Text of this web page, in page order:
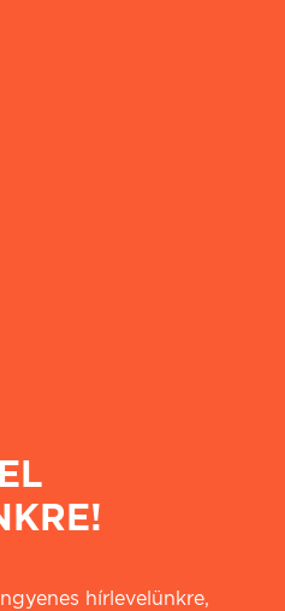
hírlevelünkre,